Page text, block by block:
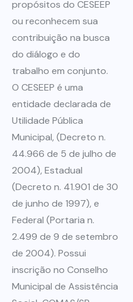
propósitos do CESEEP
ou reconhecem sua
contribuição na busca
do diálogo e do
trabalho em conjunto.
O CESEEP é uma
entidade declarada de
Utilidade Pública
Municipal, (Decreto n.
44.966 de 5 de julho de
2004), Estadual
(Decreto n. 41.901 de 30
de junho de 1997), e
Federal (Portaria n.
2.499 de 9 de setembro
de 2004). Possui
inscrição no Conselho
Municipal de Assistência